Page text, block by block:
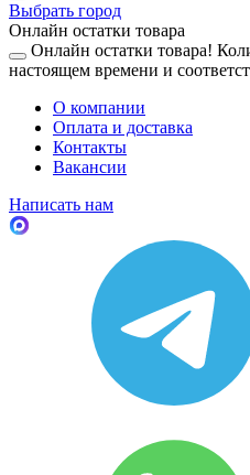
Выбрать город
Онлайн остатки товара
Онлайн остатки товара!
настоящем времени и
О компании
Оплата и доставка
Контакты
Вакансии
Написать нам